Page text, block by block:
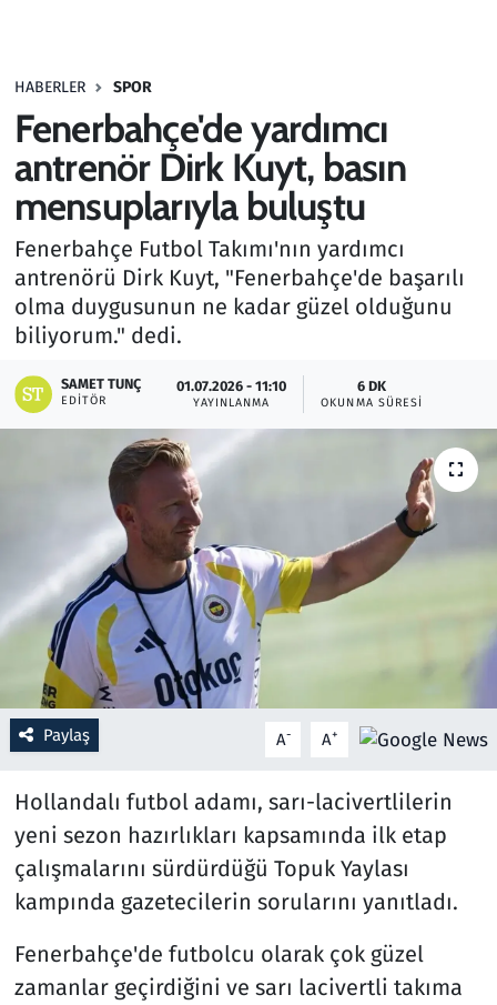
HABERLER SPOR
Fenerbahçe'de yardımcı
antrenör Dirk Kuyt, basın
mensuplarıyla buluştu
Fenerbahçe Futbol Takımı'nın yardımcı
antrenörü Dirk Kuyt, "Fenerbahçe'de başarılı
olma duygusunun ne kadar güzel olduğunu
biliyorum." dedi.
SAMET TUNÇ
EDITÖR
01.07.2026 - 11:10
YAYINLANMA
6 DK
OKUNMA SÜRESI
Paylaş A- A+
Hollandalı futbol adamı, sarı-lacivertlilerin
yeni sezon hazırlıkları kapsamında ilk etap
çalışmalarını sürdürdüğü Topuk Yaylası
kampında gazetecilerin sorularını yanıtladı.
Fenerbahçe'de futbolcu olarak çok güzel
zamanlar geçirdiğini ve sarı lacivertli takıma
Haber
Kültür Sanat
Kurumsal Haberler
Lezzet Durağı
Memur ve Kamu
Otomobil
Oyun
Ramazan
Resmi İlanlar
Rüya Tabirleri
Sağlık
Savunma Sanayi
Spor
Teknoloji ve Bilim
Televizyon